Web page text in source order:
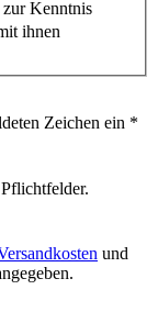
zur Kenntnis
ihnen
Zeichen ein *
und